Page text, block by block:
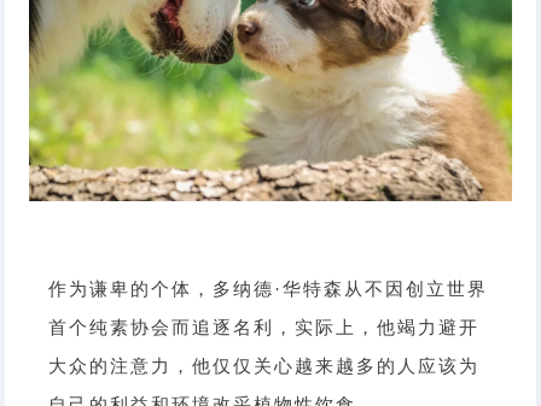
作为谦卑的个体，多纳德·华特森从不因创立世界
首个纯素协会而追逐名利，实际上，他竭力避开
大众的注意力，他仅仅关心越来越多的人应该为